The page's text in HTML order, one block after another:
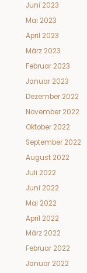
Juni 2023
Mai 2023
April 2023
März 2023
Februar 2023
Januar 2023
Dezember 2022
November 2022
Oktober 2022
September 2022
August 2022
Juli 2022
Juni 2022
Mai 2022
April 2022
März 2022
Februar 2022
Januar 2022